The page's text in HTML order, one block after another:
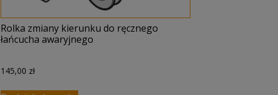
Rolka zmiany kierunku do ręcznego
łańcucha awaryjnego
145,00 zł